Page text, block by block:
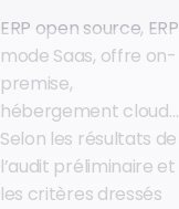
ERP open source, ERP
mode Saas, offre on-
premise,
hébergement cloud…
Selon les résultats de
l’audit préliminaire et
les critères dressés